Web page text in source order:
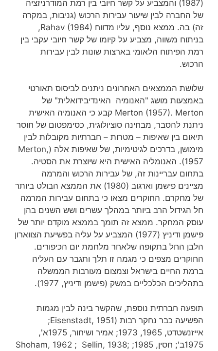
(1987) והמצביע על קשר חיובי בין רמת המודרניזציה
של החברה לבין שיעור עבירות הרכוש (גניבות, במקרה
זה) בה. ממצא נוסף, עליו מדווח Rahav (1984),
בניתוח משווה, מצביע על קיומו של קשר חיובי עקבי בין
רמת הפיתוח הלאומי בארצות שונות לבין עבירות
הרכוש.
שלושת הממצאים האחרונים ניתנים לביסוס תאורטי
באמצעות מושג "האנומיה האינדיבידואלית" של
Merton (1957). Merton קבע כי האנומיה האישית
ניתנת להסבר, מבחינה סוציולוגית, כסימפטום של חוסר
תיאום בין שאיפות – מטרות – חברתיות מקובלות לבין
מימושן, בדרכים לגיטימיות, של שאיפות אלה (Merton,
1957). האנומליה האישית היא שיוצרת את הסטיה.
בתחום עבריינות זה, של עבירות הרכוש והמרמה
מציינים פישמן וארגוב (1980) את הממצא הבולט ביותר
של מחקרם. החוקרים מצאו כי בתחום עבירות המרמה
חל הגידול הרב ביותר במהלך עשרים ושש השנים בהן
עוסק המחקר. ממצא זה תומך בממצא מוקדם יותר של
פישמן ודיניץ (1977) המצביע על עליה בפשיעת הצווארון
הלבן החל בתקופה שלאחר מלחמת יום הכיפורים.
החוקרים מצפים כי מגמה זו תלך ותגבר עם העליה
ברמת החיים בישראל וצמצום מעורבות הממשלה
בתהליכים הכלכליים במשק (פישמן ודיניץ, 1977).
תופעה חברתית נוספת, שהקשר בינה לבין מגמות
הפשיעה כבר נחקר רבות (Eisenstadt, 1951;
אייזנשטדט, 1965, 1973; אמיר ושיחור, 1975א',
1975ב'; חסין, 1985; Shoham, 1962 ; Sellin, 1938;